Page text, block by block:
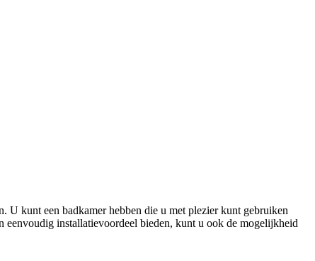
U kunt een badkamer hebben die u met plezier kunt gebruiken
installatievoordeel bieden, kunt u ook de mogelijkheid